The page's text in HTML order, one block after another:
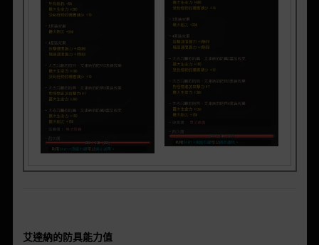
艾達納的防具能力值